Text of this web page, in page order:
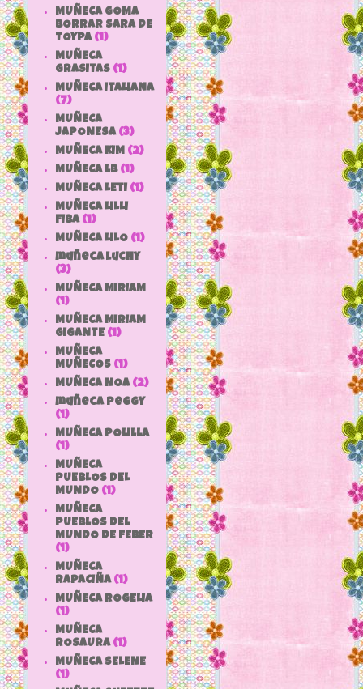
MUÑECA GOMA
BORRAR SARA DE
TOYPA (1)
MUÑECA
GRASITAS (1)
MUÑECA ITALIANA
(7)
MUÑECA
JAPONESA (3)
MUÑECA KIM (2)
MUÑECA LB (1)
MUÑECA LETI (1)
MUÑECA LILLI
FIBA (1)
MUÑECA LILO (1)
muñeca luchy
(3)
MUÑECA MIRIAM
(1)
MUÑECA MIRIAM
GIGANTE (1)
MUÑECA
MUÑECOS (1)
MUÑECA NOA (2)
muñeca peggy
(1)
MUÑECA POLILLA
(1)
MUÑECA
PUEBLOS DEL
MUNDO (1)
MUÑECA
PUEBLOS DEL
MUNDO DE FEBER
(1)
MUÑECA
RAPACIÑA (1)
MUÑECA ROGELIA
(1)
MUÑECA
ROSAURA (1)
MUÑECA SELENE
(1)